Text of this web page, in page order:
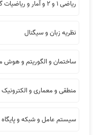
ریاضی 1 و 2 و آمار و ریاضیات گسسته
نظریه زبان و سیگنال
ساختمان و الگوریتم و
منطقی و معماری و
سیستم عامل و شبکه و پایگاه